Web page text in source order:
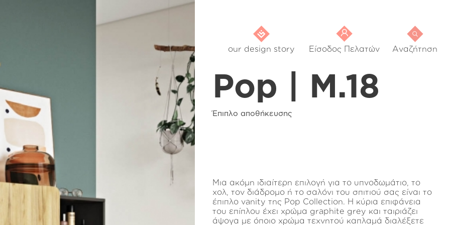
our design story Είσοδος Πελατών Αναζήτηση
Pop | M.18
Έπιπλο αποθήκευσης
Μια ακόμη ιδιαίτερη επιλογή για το υπνοδωμάτιο, το
χολ, τον διάδρομο ή το σαλόνι του σπιτιού σας είναι το
έπιπλο vanity της Pop Collection. Η κύρια επιφάνεια
του επίπλου έχει χρώμα graphite grey και ταιριάζει
άψογα με όποιο χρώμα τεχνητού καπλαμά διαλέξετε